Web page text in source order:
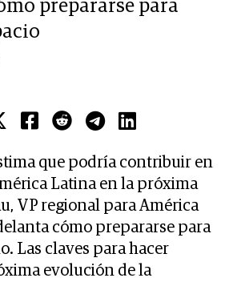
prepararse para
que podría contribuir en
Latina en la próxima
VP regional para América
cómo prepararse para
Las claves para hacer
evolución de la